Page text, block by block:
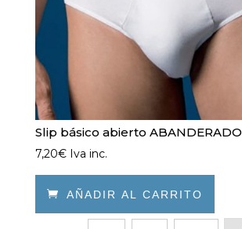
página
de
producto
Slip básico abierto ABANDERADO
7,20€ Iva inc.
 AÑADIR AL CARRITO